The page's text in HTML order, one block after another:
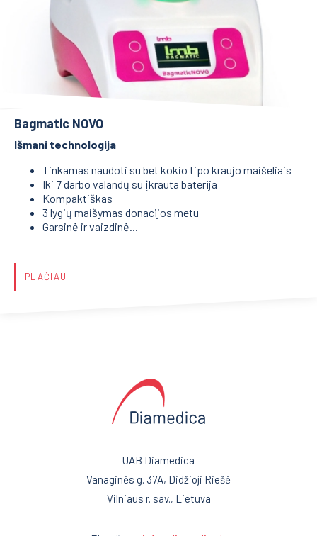
Bagmatic NOVO
Išmani technologija
Tinkamas naudoti su bet kokio tipo kraujo maišeliais
Iki 7 darbo valandų su įkrauta baterija
Kompaktiškas
3 lygių maišymas donacijos metu
Garsinė ir vaizdinė...
PLAČIAU
UAB Diamedica
Vanaginės g. 37A, Didžioji Riešė
Vilniaus r. sav., Lietuva